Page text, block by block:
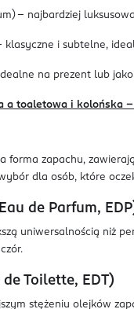
– najbardziej
klasyczne i subtelne,
na prezent lub
a toaletowa i kolońska
forma zapachu,
dla osób, które
de Parfum,
uniwersalnością niż
Toilette, EDT)
stężeniu olejków